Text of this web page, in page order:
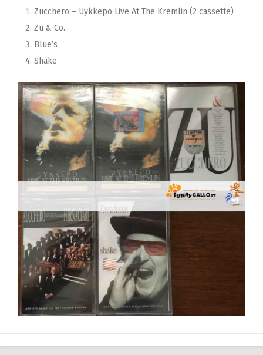
Zucchero – Uykkepo Live At The Kremlin (2 cassette)
Zu & Co.
Blue’s
Shake